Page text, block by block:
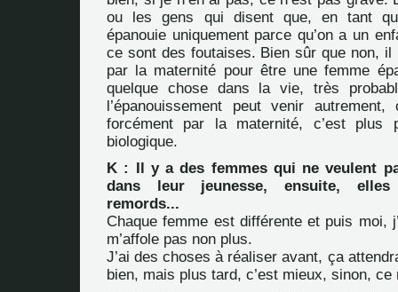
ou les gens qui disent que, en tant
épanouie uniquement parce qu’on a un
ce sont des foutaises. Bien sûr que non, il
par la maternité pour être une femme
quelque chose dans la vie, très
l’épanouissement peut venir
forcément par la maternité, c’est plus
biologique.
K : Il y a des femmes qui ne veulent
dans leur jeunesse, ensuite, elles
remords...
Chaque femme est différente et puis moi,
m’affole pas non plus.
J’ai des choses à réaliser avant, ça
bien, mais plus tard, c’est mieux, sinon, ce